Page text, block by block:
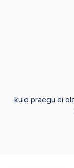
kuid praegu ei